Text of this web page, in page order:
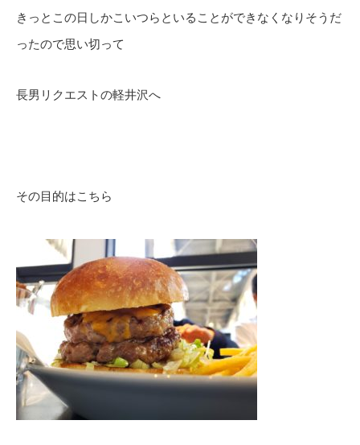
きっとこの日しかこいつらといることができなくなりそうだ
ったので思い切って
長男リクエストの軽井沢へ
その目的はこちら